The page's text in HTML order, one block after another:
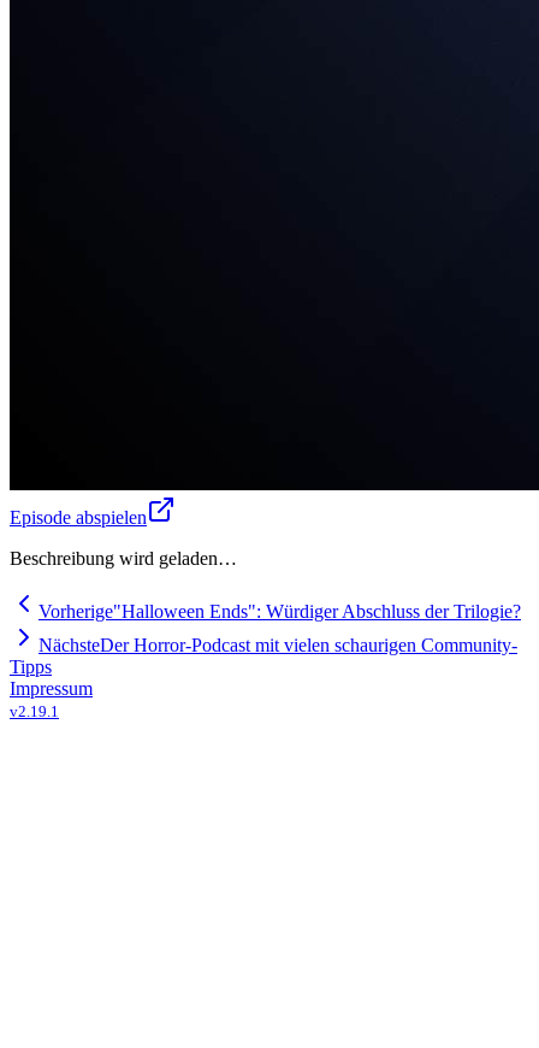
Episode abspielen
Beschreibung wird geladen…
Vorherige"Halloween Ends": Würdiger Abschluss der Trilogie?
NächsteDer Horror-Podcast mit vielen schaurigen Community-
Tipps
Impressum
v2.19.1